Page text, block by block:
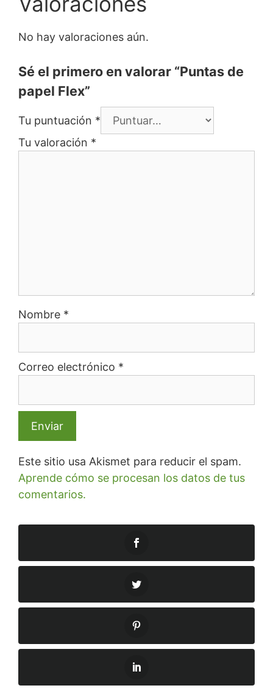
No hay valoraciones aún.
Sé el primero en valorar “Puntas de
papel Flex”
Tu puntuación *
Tu valoración *
Nombre *
Correo electrónico *
Este sitio usa Akismet para reducir el spam.
Aprende cómo se procesan los datos de tus
comentarios.